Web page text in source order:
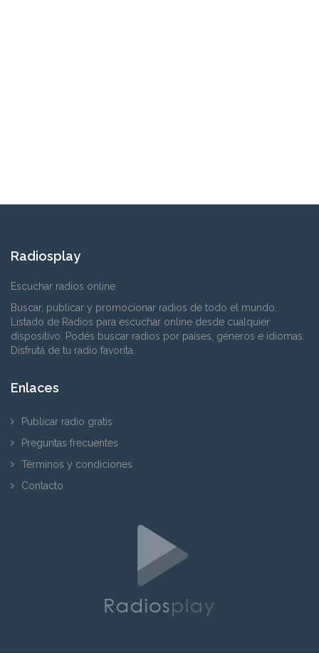
Radiosplay
Escuchar radios online
Buscar, publicar y promocionar radios de todo el mundo.
Listado de Radios para escuchar online desde cualquier
dispositivo. Podés buscar radios por países, géneros e idiomas.
Disfrutá de tu radio favorita.
Enlaces
Publicar radio gratis
Preguntas frecuentes
Términos y condiciones
Contacto